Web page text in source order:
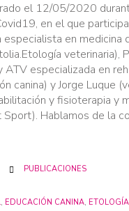
el 12/05/2020
en el que
en medicina
veterinaria),
ATV especializada en
canina) y Jorge Luque
y fisioterapia y
Hablamos de la
 CATEGORY
PUBLICACIONES
, EDUCACIÓN CANINA,